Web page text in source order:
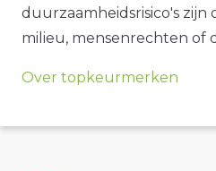
duurzaamheidsrisico's zijn
milieu, mensenrechten of
Over topkeurmerken